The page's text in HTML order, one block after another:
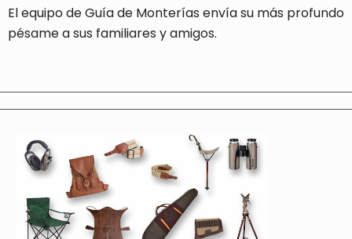
El equipo de Guía de Monterías envía su más profundo
pésame a sus familiares y amigos.